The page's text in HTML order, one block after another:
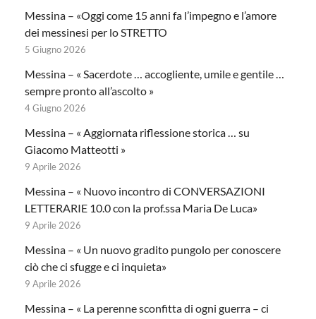
Messina – «Oggi come 15 anni fa l’impegno e l’amore
dei messinesi per lo STRETTO
5 Giugno 2026
Messina – « Sacerdote … accogliente, umile e gentile …
sempre pronto all’ascolto »
4 Giugno 2026
Messina – « Aggiornata riflessione storica … su
Giacomo Matteotti »
9 Aprile 2026
Messina – « Nuovo incontro di CONVERSAZIONI
LETTERARIE 10.0 con la prof.ssa Maria De Luca»
9 Aprile 2026
Messina – « Un nuovo gradito pungolo per conoscere
ciò che ci sfugge e ci inquieta»
9 Aprile 2026
Messina – « La perenne sconfitta di ogni guerra – ci